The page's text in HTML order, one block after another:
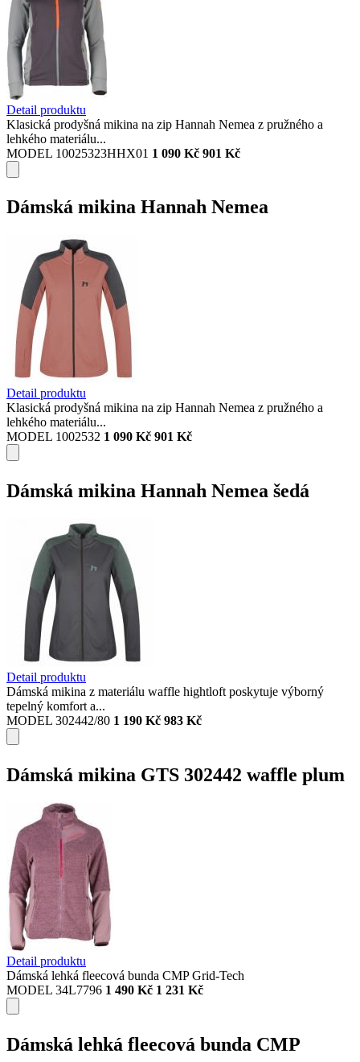
Detail produktu
Klasická prodyšná mikina na zip Hannah Nemea z pružného a
lehkého materiálu...
MODEL 10025323HHX01 1 090 Kč 901 Kč
Dámská mikina Hannah Nemea
Detail produktu
Klasická prodyšná mikina na zip Hannah Nemea z pružného a
lehkého materiálu...
MODEL 1002532 1 090 Kč 901 Kč
Dámská mikina Hannah Nemea šedá
Detail produktu
Dámská mikina z materiálu waffle hightloft poskytuje výborný
tepelný komfort a...
MODEL 302442/80 1 190 Kč 983 Kč
Dámská mikina GTS 302442 waffle plum
Detail produktu
Dámská lehká fleecová bunda CMP Grid-Tech
MODEL 34L7796 1 490 Kč 1 231 Kč
Dámská lehká fleecová bunda CMP